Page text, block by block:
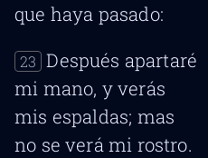
que haya pasado:
23 Después apartaré
mi mano, y verás
mis espaldas; mas
no se verá mi rostro.